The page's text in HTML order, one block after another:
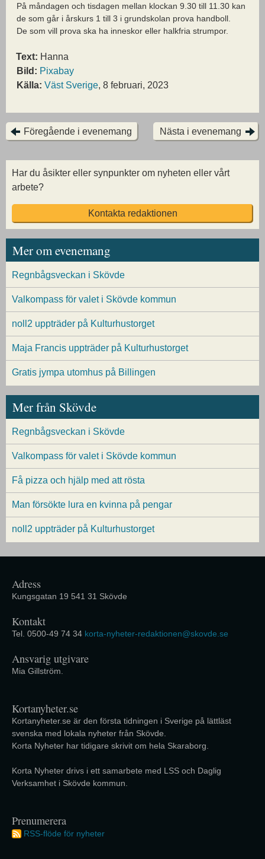
På måndagen och tisdagen mellan klockan 9.30 till 11.30 kan
de som går i årskurs 1 till 3 i grundskolan prova handboll.
De som vill prova ska ha inneskor eller halkfria strumpor.
Text: Hanna
Bild: Pixabay
Källa: Väst Sverige, 8 februari, 2023
Föregående i evenemang Nästa i evenemang
Har du åsikter eller synpunkter om nyheten eller vårt
arbete?
Kontakta redaktionen
Mer om evenemang
Regnbågsveckan i Skövde
Valkompass för valet i Skövde kommun
noll2 uppträder på Kulturhustorget
Maja Francis uppträder på Kulturhustorget
Gratis jympa utomhus på Billingen
Mer från Skövde
Regnbågsveckan i Skövde
Valkompass för valet i Skövde kommun
Få pizza och hjälp med att rösta
Man försökte lura en kvinna på pengar
noll2 uppträder på Kulturhustorget
Adress
Kungsgatan 19 541 31 Skövde
Kontakt
Tel. 0500-49 74 34 korta-nyheter-redaktionen@skovde.se
Ansvarig utgivare
Mia Gillström.
Kortanyheter.se
Kortanyheter.se är den första tidningen i Sverige på lättläst
svenska med lokala nyheter från Skövde.
Korta Nyheter har tidigare skrivit om hela Skaraborg.
Korta Nyheter drivs i ett samarbete med LSS och Daglig
Verksamhet i Skövde kommun.
Prenumerera
RSS-flöde för nyheter